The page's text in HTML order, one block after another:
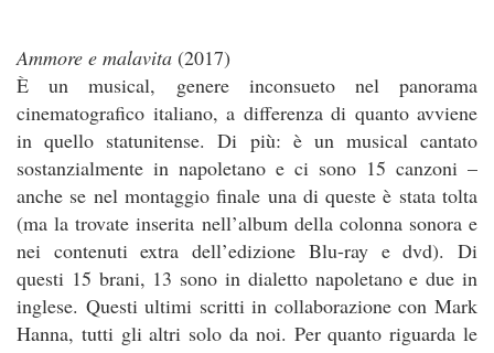
Ammore e malavita (2017)
È un musical, genere inconsueto nel panorama
cinematografico italiano, a differenza di quanto avviene
in quello statunitense. Di più: è un musical cantato
sostanzialmente in napoletano e ci sono 15 canzoni –
anche se nel montaggio finale una di queste è stata tolta
(ma la trovate inserita nell’album della colonna sonora e
nei contenuti extra dell’edizione Blu-ray e dvd). Di
questi 15 brani, 13 sono in dialetto napoletano e due in
inglese. Questi ultimi scritti in collaborazione con Mark
Hanna, tutti gli altri solo da noi. Per quanto riguarda le